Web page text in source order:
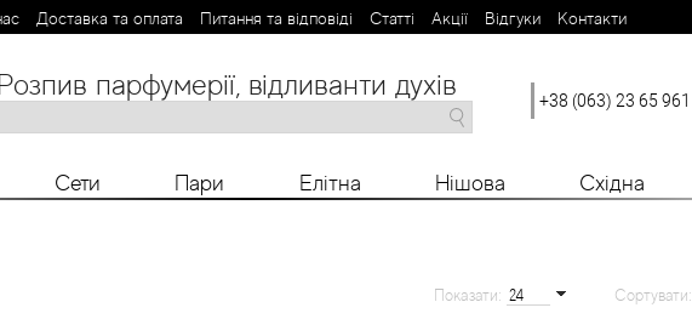
Доставка та оплата Питання та відповіді Статті Aкції Відгуки Контакти
N O P R S T V X Y Z
Розпив парфумерії, відливанти духів +38 (063) 23 65 961
Сети Пари Елітна Нішова Східна
Показати: Сортувати: